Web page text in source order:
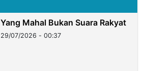
Yang Mahal Bukan Suara Rakyat
29/07/2026 - 00:37